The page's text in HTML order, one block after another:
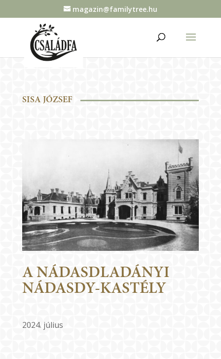
magazin@familytree.hu
SISA JÓZSEF
A NÁDASDLADÁNYI
NÁDASDY-KASTÉLY
2024. július